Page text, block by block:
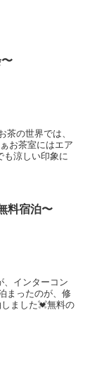
の世界では、
お茶室にはエア
も涼しい印象に
料宿泊〜
、インターコン
まったのが、修
ました💓無料の